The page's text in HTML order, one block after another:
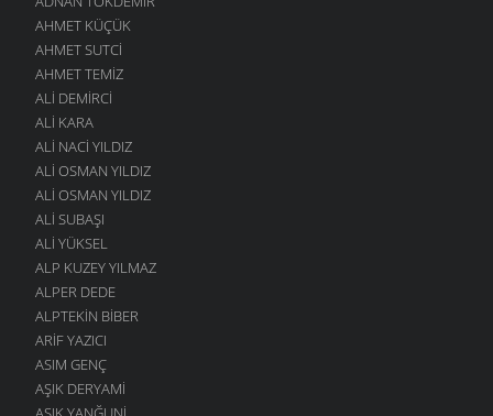
AHMET KÜÇÜK
AHMET SUTCI
AHMET TEMIZ
ALI DEMIRCI
ALI KARA
ALI NACI YILDIZ
ALI OSMAN YILDIZ
ALI OSMAN YILDIZ
ALI SUBAŞI
ALI YÜKSEL
ALP KUZEY YILMAZ
ALPER DEDE
ALPTEKIN BIBER
ARIF YAZICI
ASIM GENÇ
AŞIK DERYAMI